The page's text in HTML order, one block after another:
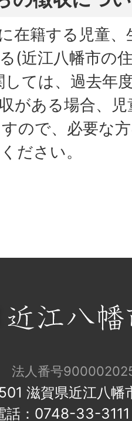
在籍する児童
(近江八幡市の
ては、過去年
がある場合、
ので、必要な
ださい。
法人番号
滋賀県近江八幡
話：0748-33-